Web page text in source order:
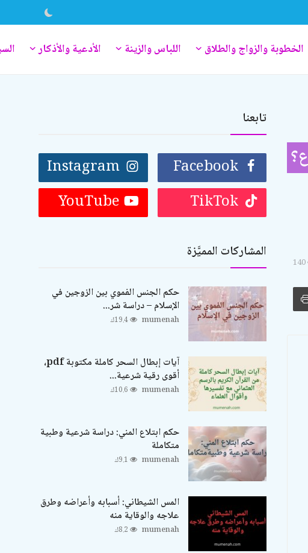
الخطوبة والزواج والطلاق اللباس والزينة الأدعية والأذكار
140
تابعنا
Facebook
Instagram
TikTok
YouTube
المشاركات المميَّزة
حكم الجنس الفموي بين الزوجين في
الإسلام – دراسة شر...
mumenah 19.4ك
آيات إبطال السحر كاملة مكتوبة pdf،
أقوى رقية شرعية...
mumenah 10.6ك
حكم ابتلاع المني: دراسة شرعية وطبية
متكاملة
mumenah 9.1ك
المس الشيطاني: أسبابه وأعراضه وطرق
علاجه والوقاية منه
mumenah 8.2ك